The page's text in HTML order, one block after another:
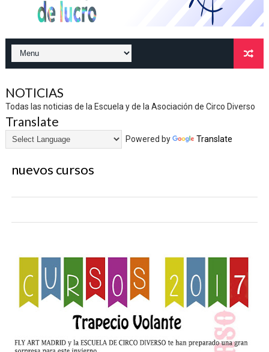
NOTICIAS
Todas las noticias de la Escuela y de la Asociación de Circo Diverso
Translate
Powered by Translate
nuevos cursos